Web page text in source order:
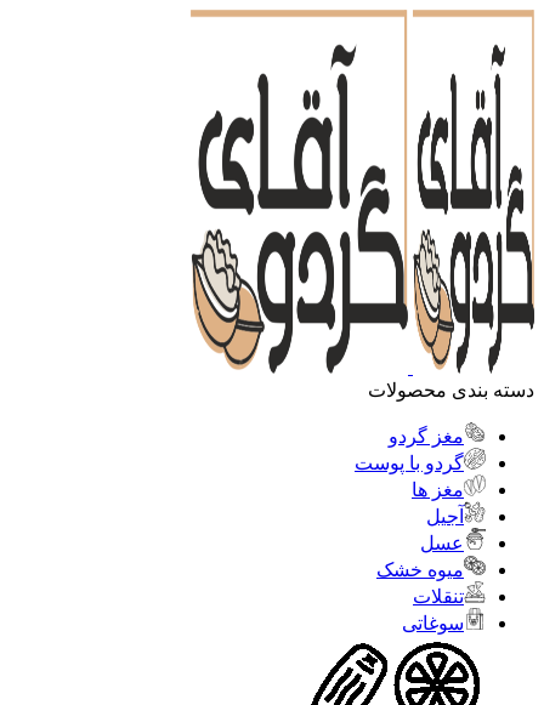
دسته بندی محصولات
مغز گردو
گردو با پوست
مغز ها
آجیل
عسل
میوه خشک
تنقلات
سوغاتی